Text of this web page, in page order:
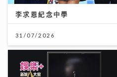
李求恩紀念中學
31/07/2026